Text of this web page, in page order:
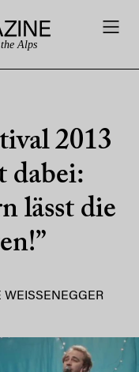
Alps
2013
dabei:
lässt die
WEISSENEGGER